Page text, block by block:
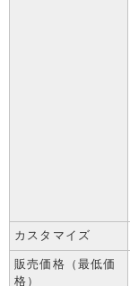
事業計画書（
トラック・物
カスタマイズ
販売価格（最低価
格）